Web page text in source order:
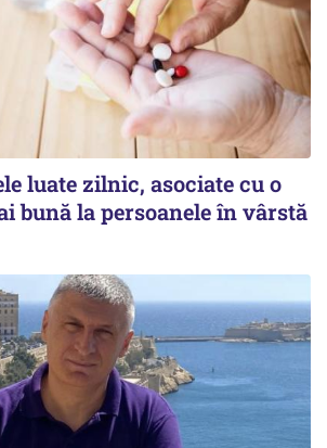
luate zilnic, asociate cu o
bună la persoanele în vârstă